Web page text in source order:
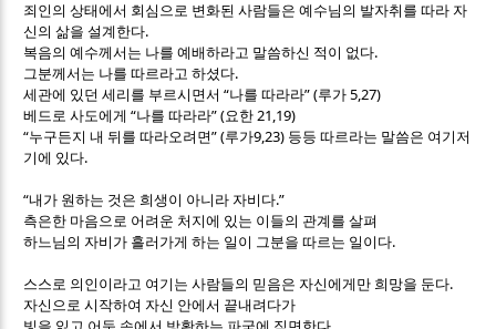
죄인의 상태에서 회심으로 변화된 사람들은 예수님의 발자취를 따라 자
신의 삶을 설계한다.
복음의 예수께서는 나를 예배하라고 말씀하신 적이 없다.
그분께서는 나를 따르라고 하셨다.
세관에 있던 세리를 부르시면서“나를 따라라” (루가5,27)
베드로 사도에게“나를 따라라” (요한 21,19)
“누구든지 내 뒤를 따라오려면” (루가9,23) 등등 따르라는 말씀은 여기저
기에 있다.
“내가 원하는 것은 희생이 아니라 자비다.”
측은한 마음으로 어려운 처지에 있는 이들의 관계를 살펴
하느님의 자비가 흘러가게 하는 일이 그분을 따르는 일이다.
스스로 의인이라고 여기는 사람들의 믿음은 자신에게만 희망을 둔다.
자신으로 시작하여 자신 안에서 끝내려다가